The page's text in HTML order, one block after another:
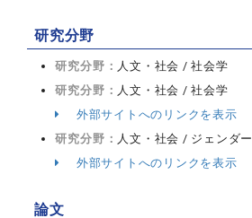
研究分野
研究分野： 人文・社会 / 社会学
研究分野： 人文・社会 / 社会学
外部サイトへのリンクを表示
研究分野： 人文・社会 / ジェンダー
外部サイトへのリンクを表示
論文